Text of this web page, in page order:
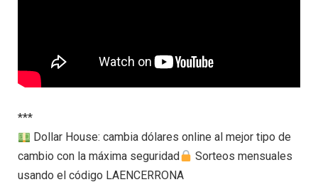
***
Dollar House: cambia dólares online al mejor tipo de
cambio con la máxima seguridad
Sorteos mensuales
usando el código LAENCERRONA